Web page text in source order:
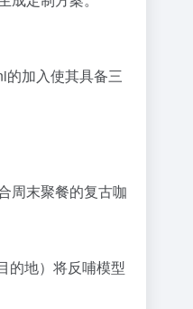
的加入使其具备三
周末聚餐的复古咖
的地）将反哺模型